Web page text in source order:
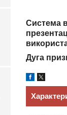
Система
Дуга